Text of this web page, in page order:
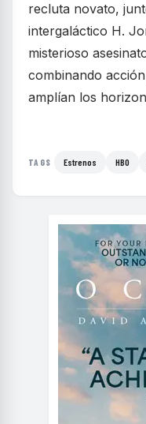
recluta novato,
intergaláctico H.
misterioso
combinando
amplían los
TAGS Estrenos HBO